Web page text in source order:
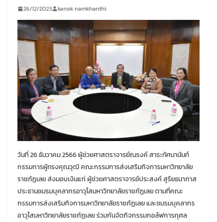
26/12/2023 kanok namkhanthi
วันที่ 26 ธันวาคม 2566 ผู้ช่วยศาสตราจารย์ณรงค์ สาระทัศนานันท์
กรรมการผู้ทรงคุณวุฒิ คณะกรรมการส่งเสริมกิจการมหาวิทยาลัย
ราชภัฏเลย ส่งมอบเงินแก่ ผู้ช่วยศาสตราจารย์ประสงค์ สุรียธนาภาส
ประธานชมรมบุคลากรอาวุโสมหาวิทยาลัยราชภัฏเลย ตามที่คณะ
กรรมการส่งเสริมกิจการมหาวิทยาลัยราชภัฏเลย และชมรมบุคลากร
อาวุโสมหาวิทยาลัยราชภัฏเลย ร่วมกันจัดกิจกรรมกอล์ฟการกุศล